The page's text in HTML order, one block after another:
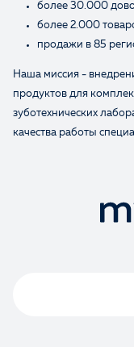
более 30.000
более 2.000
продажи в 85
Наша миссия -
продуктов для
зуботехнических
качества работы